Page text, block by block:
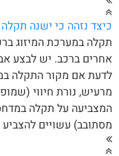
נזהה כי ישנה תקלה
במערכת המיזוג
ברכב. יש לבצע
אם מקור התקלה
נורת חיווי
על תקלה
עשויים להצביע